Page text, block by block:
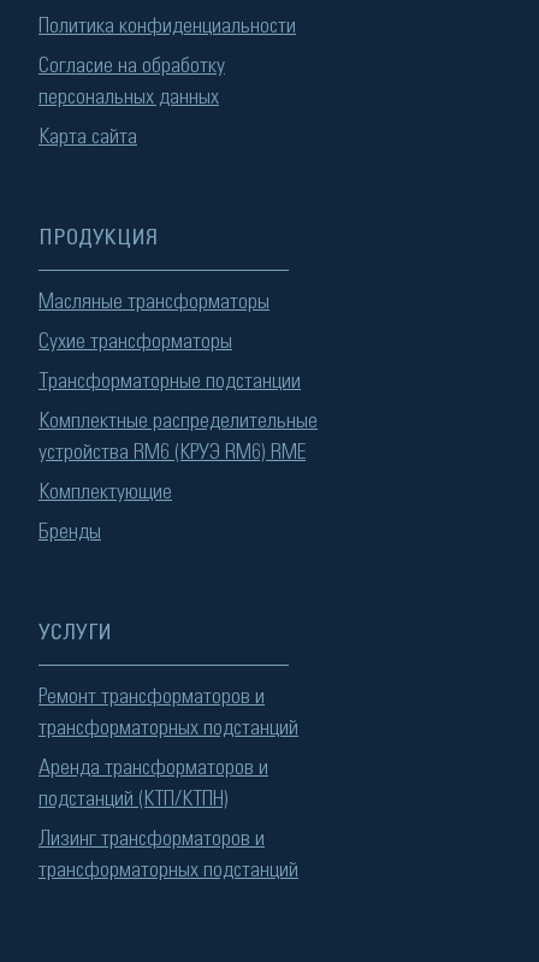
Политика конфиденциальности
Согласие на обработку
персональных данных
Карта сайта
ПРОДУКЦИЯ
Масляные трансформаторы
Сухие трансформаторы
Трансформаторные подстанции
Комплектные распределительные
устройства RM6 (КРУЭ RM6) RME
Комплектующие
Бренды
УСЛУГИ
Ремонт трансформаторов и
трансформаторных подстанций
Аренда трансформаторов и
подстанций (КТП/КТПН)
Лизинг трансформаторов и
трансформаторных подстанций